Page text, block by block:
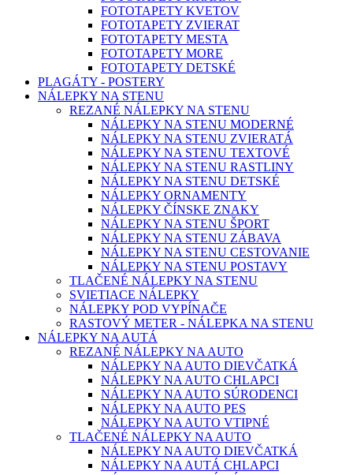
FOTOTAPETY KVETOV
FOTOTAPETY ZVIERAT
FOTOTAPETY MESTA
FOTOTAPETY MORE
FOTOTAPETY DETSKÉ
PLAGÁTY - POSTERY
NÁLEPKY NA STENU
REZANÉ NÁLEPKY NA STENU
NÁLEPKY NA STENU MODERNÉ
NÁLEPKY NA STENU ZVIERATÁ
NÁLEPKY NA STENU TEXTOVÉ
NÁLEPKY NA STENU RASTLINY
NÁLEPKY NA STENU DETSKÉ
NÁLEPKY ORNAMENTY
NÁLEPKY ČÍNSKE ZNAKY
NÁLEPKY NA STENU ŠPORT
NÁLEPKY NA STENU ZÁBAVA
NÁLEPKY NA STENU CESTOVANIE
NÁLEPKY NA STENU POSTAVY
TLAČENÉ NÁLEPKY NA STENU
SVIETIACE NÁLEPKY
NÁLEPKY POD VYPÍNAČE
RASTOVÝ METER - NÁLEPKA NA STENU
NÁLEPKY NA AUTÁ
REZANÉ NÁLEPKY NA AUTO
NÁLEPKY NA AUTO DIEVČATKÁ
NÁLEPKY NA AUTO CHLAPCI
NÁLEPKY NA AUTO SÚRODENCI
NÁLEPKY NA AUTO PES
NÁLEPKY NA AUTO VTIPNÉ
TLAČENÉ NÁLEPKY NA AUTO
NÁLEPKY NA AUTO DIEVČATKÁ
NÁLEPKY NA AUTÁ CHLAPCI